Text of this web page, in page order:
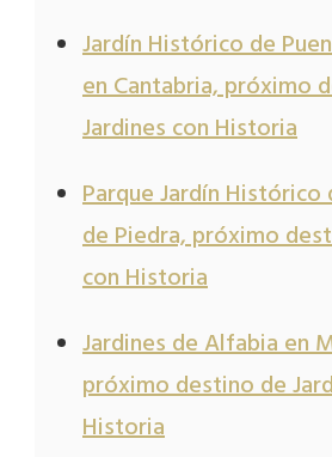
Jardín Histórico de
en Cantabria, próximo
Jardines con Historia
Parque Jardín
de Piedra, próximo
con Historia
Jardines de Alfabia en
próximo destino de
Historia